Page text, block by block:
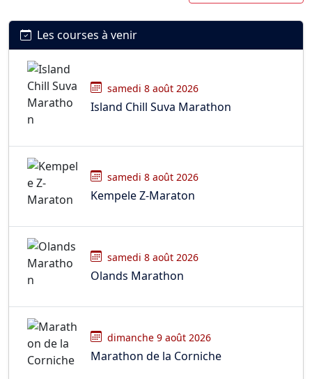
Les courses à venir
samedi 8 août 2026
Island Chill Suva Marathon
samedi 8 août 2026
Kempele Z-Maraton
samedi 8 août 2026
Olands Marathon
dimanche 9 août 2026
Marathon de la Corniche